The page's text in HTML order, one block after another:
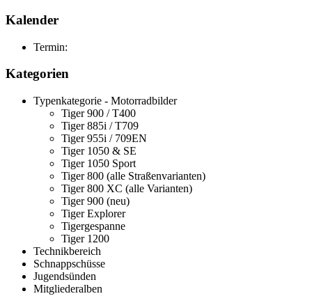
Kalender
Termin:
Kategorien
Typenkategorie - Motorradbilder
Tiger 900 / T400
Tiger 885i / T709
Tiger 955i / 709EN
Tiger 1050 & SE
Tiger 1050 Sport
Tiger 800 (alle Straßenvarianten)
Tiger 800 XC (alle Varianten)
Tiger 900 (neu)
Tiger Explorer
Tigergespanne
Tiger 1200
Technikbereich
Schnappschüsse
Jugendsünden
Mitgliederalben